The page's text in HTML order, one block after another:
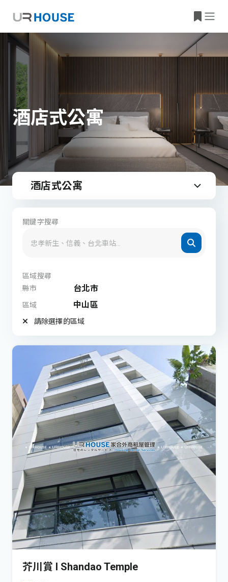
酒店式公寓
酒店式公寓
關鍵字搜尋
區域搜尋
縣市
台北市
區域 中山區
請除選擇的區域
芥川賞 I Shandao Temple